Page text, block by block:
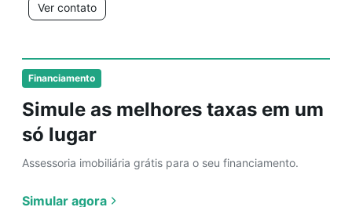
Financiamento
Simule as melhores taxas em um
só lugar
Assessoria imobiliária grátis para o seu financiamento.
Simular agora
Ver contato